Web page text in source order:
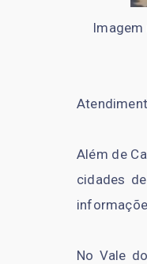
Além de
cidades
No Vale